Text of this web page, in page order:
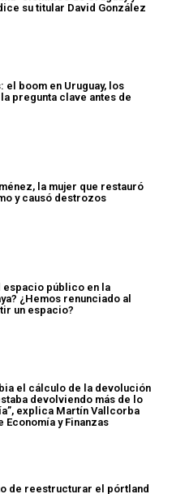
su titular David González
boom en Uruguay, los
pregunta clave antes de
la mujer que restauró
y causó destrozos
espacio público en la
¿Hemos renunciado al
un espacio?
el cálculo de la devolución
devolviendo más de lo
explica Martín Vallcorba
y Finanzas
de reestructurar el pórtland